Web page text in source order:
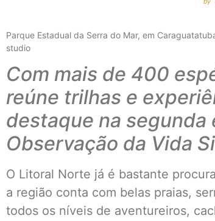
by
Parque Estadual da Serra do Mar, em
studio
Com mais de 400
reúne trilhas e
destaque na segunda
Observação da Vida
O Litoral Norte já é bastante
a região conta com belas praias,
todos os níveis de aventureiros,